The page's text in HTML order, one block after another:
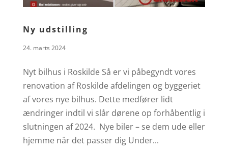
Ny udstilling
24. marts 2024
Nyt bilhus i Roskilde Så er vi påbegyndt vores
renovation af Roskilde afdelingen og byggeriet
af vores nye bilhus. Dette medfører lidt
ændringer indtil vi slår dørene op forhåbentlig i
slutningen af 2024. Nye biler – se dem ude eller
hjemme når det passer dig Under...